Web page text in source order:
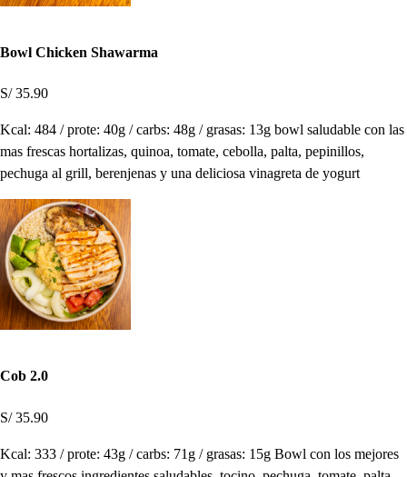
Bowl Chicken Shawarma
S/ 35.90
Kcal: 484 / prote: 40g / carbs: 48g / grasas: 13g bowl saludable con las
mas frescas hortalizas, quinoa, tomate, cebolla, palta, pepinillos,
pechuga al grill, berenjenas y una deliciosa vinagreta de yogurt
Cob 2.0
S/ 35.90
Kcal: 333 / prote: 43g / carbs: 71g / grasas: 15g Bowl con los mejores